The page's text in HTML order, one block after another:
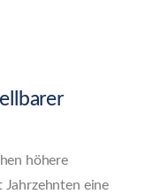
höhere
eine